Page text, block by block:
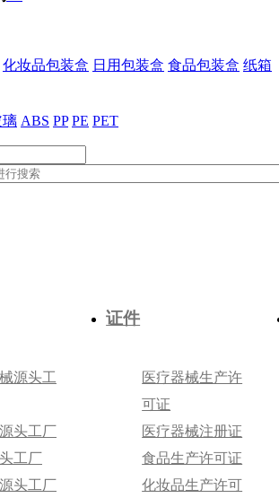
化妆品包装盒 日用包装盒 食品包装盒 纸箱
璃 ABS PP PE PET
源头工
头工厂
工厂
头工厂
证件
医疗器械生产许
可证
医疗器械注册证
食品生产许可证
化妆品生产许可